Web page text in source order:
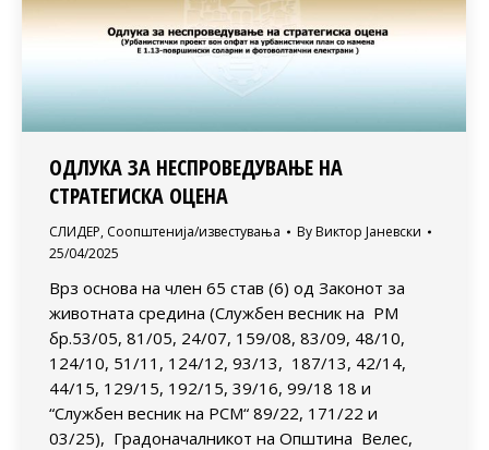
ОДЛУКА ЗА НЕСПРОВЕДУВАЊЕ НА
СТРАТЕГИСКА ОЦЕНА
СЛИДЕР, Соопштенија/известувања By Виктор Јаневски
25/04/2025
Врз основа на член 65 став (6) од Законот за
животната средина (Службен весник на РМ
бр.53/05, 81/05, 24/07, 159/08, 83/09, 48/10,
124/10, 51/11, 124/12, 93/13, 187/13, 42/14,
44/15, 129/15, 192/15, 39/16, 99/18 18 и
“Службен весник на РСМ“ 89/22, 171/22 и
03/25), Градоначалникот на Општина Велес,